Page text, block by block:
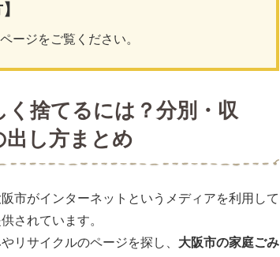
ージをご覧ください。
捨てるには？分別・収
出し方まとめ
市がインターネットというメディアを利用して
されています。
リサイクルのページを探し、 大阪市の家庭ごみ